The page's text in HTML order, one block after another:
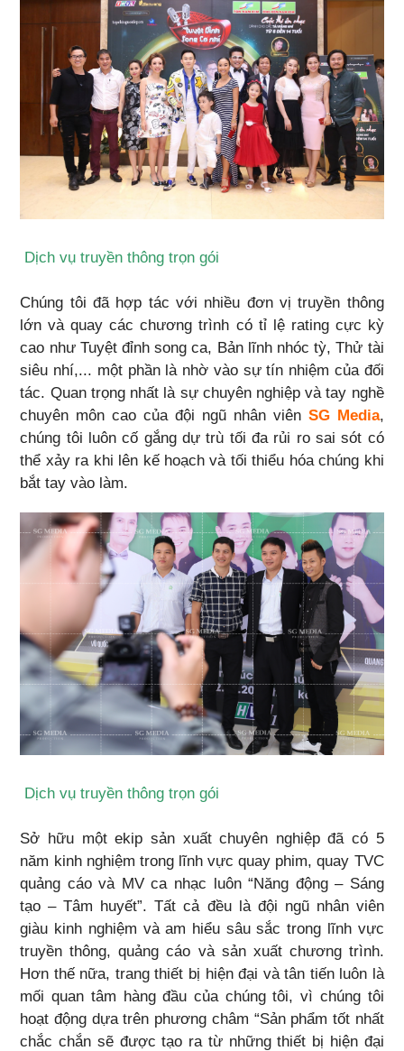
Dịch vụ truyền thông trọn gói
Chúng tôi đã hợp tác với nhiều đơn vị truyền thông
lớn và quay các chương trình có tỉ lệ rating cực kỳ
cao như Tuyệt đỉnh song ca, Bản lĩnh nhóc tỳ, Thử tài
siêu nhí,... một phần là nhờ vào sự tín nhiệm của đối
tác. Quan trọng nhất là sự chuyên nghiệp và tay nghề
chuyên môn cao của đội ngũ nhân viên SG Media,
chúng tôi luôn cố gắng dự trù tối đa rủi ro sai sót có
thể xảy ra khi lên kế hoạch và tối thiểu hóa chúng khi
bắt tay vào làm.
Dịch vụ truyền thông trọn gói
Sở hữu một ekip sản xuất chuyên nghiệp đã có 5
năm kinh nghiệm trong lĩnh vực quay phim, quay TVC
quảng cáo và MV ca nhạc luôn “Năng động – Sáng
tạo – Tâm huyết”. Tất cả đều là đội ngũ nhân viên
giàu kinh nghiệm và am hiểu sâu sắc trong lĩnh vực
truyền thông, quảng cáo và sản xuất chương trình.
Hơn thế nữa, trang thiết bị hiện đại và tân tiến luôn là
mối quan tâm hàng đầu của chúng tôi, vì chúng tôi
hoạt động dựa trên phương châm “Sản phẩm tốt nhất
chắc chắn sẽ được tạo ra từ những thiết bị hiện đại